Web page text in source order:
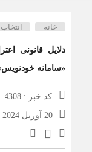
خانه
دلایل قانونی
«سامانه
کد خبر : 4308
20 آوریل 2024 - 10:13